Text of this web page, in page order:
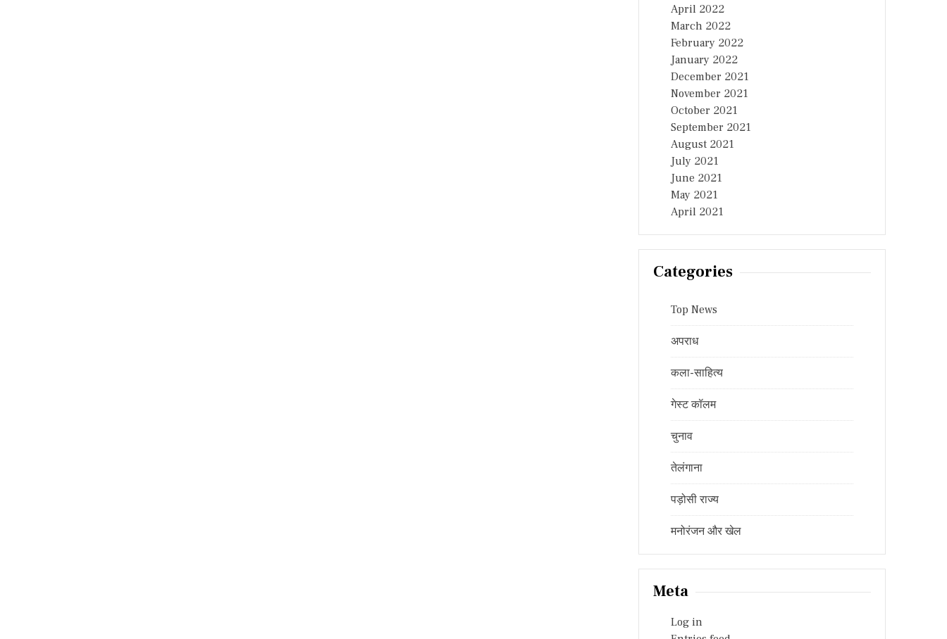
April 2022
March 2022
February 2022
January 2022
December 2021
November 2021
October 2021
September 2021
August 2021
July 2021
June 2021
May 2021
April 2021
Categories
Top News
अपराध
कला-साहित्य
गेस्ट कॉलम
चुनाव
तेलंगाना
पड़ोसी राज्य
मनोरंजन और खेल
Meta
Log in